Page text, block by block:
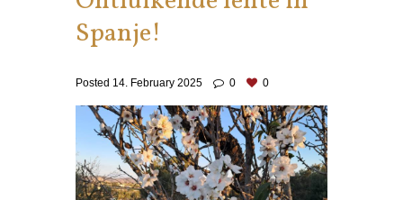
Spanje!
Posted 14. February 2025 0 0